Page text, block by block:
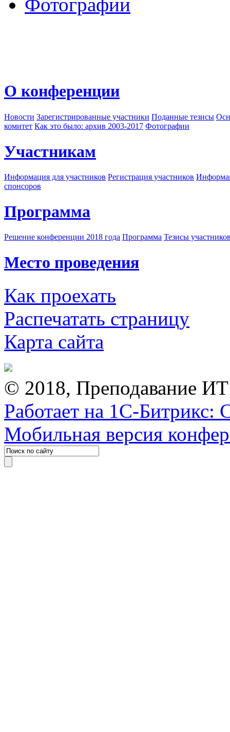
Фотографии
О конференции
Новости Зарегистрированные участники Поданные тезисы
комитет Как это было: архив 2003-2017 Фотографии
Участникам
Информация для участников Регистрация участников
спонсоров
Программа
Решение конференции 2018 года Программа Тезисы
Место проведения
Как проехать
Распечатать страницу
Карта сайта
© 2018, Преподавание
Работает на 1С-Битрикс:
Мобильная версия